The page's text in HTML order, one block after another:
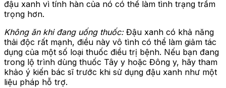
đậu xanh vì tính hàn của nó có thể làm tình trạng trầm
trọng hơn.
Không ăn khi đang uống thuốc: Đậu xanh có khả năng
thải độc rất mạnh, điều này vô tình có thể làm giảm tác
dụng của một số loại thuốc điều trị bệnh. Nếu bạn đang
trong lộ trình dùng thuốc Tây y hoặc Đông y, hãy tham
khảo ý kiến bác sĩ trước khi sử dụng đậu xanh như một
liệu pháp hỗ trợ.